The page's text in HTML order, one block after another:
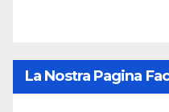
La Nostra Pagina